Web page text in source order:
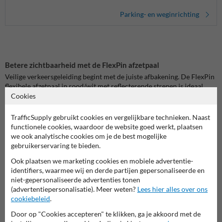
Parking- en weginrichting
Betere zichtbaarheid met de FlexPin afzetpaal
Veilige verkeersgeleiding begint met de juiste afbakening. De FlexPin
flexibele afzetpaal in rood/wit met reflecterende strepen is ideaal
voor het markeren van rijstroken, parkeerterreinen en gevarenzones.
nachts goed zichtbaar.
Schokbestendig en overrijdbaar
Deze afzetpaal is gemaakt van robuust polyethyleen en voorzien van
hij mee en keert direct terug in zijn oorspronkelijke vorm. Dit
voorkomt schade aan voertuigen en zorgt voor een langere
levensduur van de paal.
Eenvoudige installatie en onderhoud
De FlexPin afzetpaal wordt geleverd met een stevig voetstuk voor een
Cookies
TrafficSupply gebruikt cookies en vergelijkbare technieken. Naast
functionele cookies, waardoor de website goed werkt, plaatsen
we ook analytische cookies om je de best mogelijke
gebruikerservaring te bieden.
Ook plaatsen we marketing cookies en mobiele advertentie-
identifiers, waarmee wij en derde partijen gepersonaliseerde en
niet-gepersonaliseerde advertenties tonen
(advertentiepersonalisatie). Meer weten? Lees hier alles over ons
cookiebeleid.
Door op "Cookies accepteren" te klikken, ga je akkoord met de